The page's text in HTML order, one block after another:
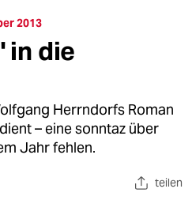
2013
in die
Herrndorfs Roman
– eine sonntaz über
Jahr fehlen.
teilen